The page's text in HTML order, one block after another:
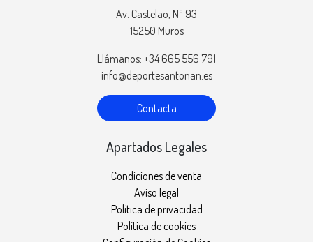
Av. Castelao, Nº 93
15250 Muros
Llámanos: +34 665 556 791
info@deportesantonan.es
Contacta
Apartados Legales
Condiciones de venta
Aviso legal
Política de privacidad
Política de cookies